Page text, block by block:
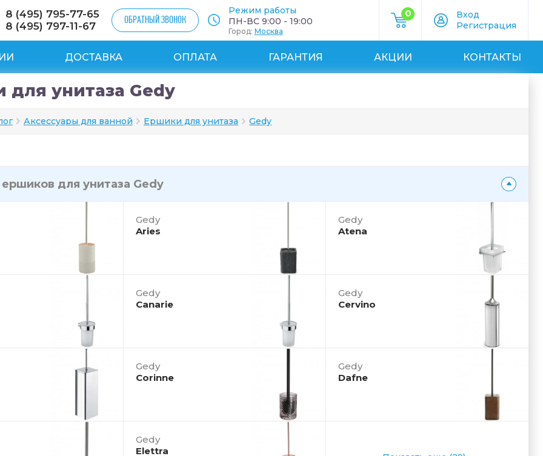
8 (495) 795-77-65
8 (495) 797-11-67
ОБРАТНЫЙ ЗВОНОК
Режим работы
ПН-ВС 9:00 - 19:00
Город: Москва
0
Вход
Регистрация
ДОСТАВКА ОПЛАТА ГАРАНТИЯ АКЦИИ КОНТАКТЫ
для унитаза Gedy
Аксессуары для ванной Ершики для унитаза Gedy
ершиков для унитаза Gedy
Gedy
Aries
Gedy
Atena
Gedy
Canarie
Gedy
Cervino
Gedy
Corinne
Gedy
Dafne
Gedy
Elettra